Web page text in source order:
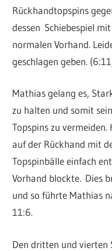
Rückhandtopspins
dessen Schiebespiel
normalen Vorhand.
geschlagen geben.
Mathias gelang es,
zu halten und somit
Topspins zu
auf der Rückhand mit
Topspinbälle einfach
Vorhand blockte. Dies
und so führte Mathias
11:6.
Den dritten und